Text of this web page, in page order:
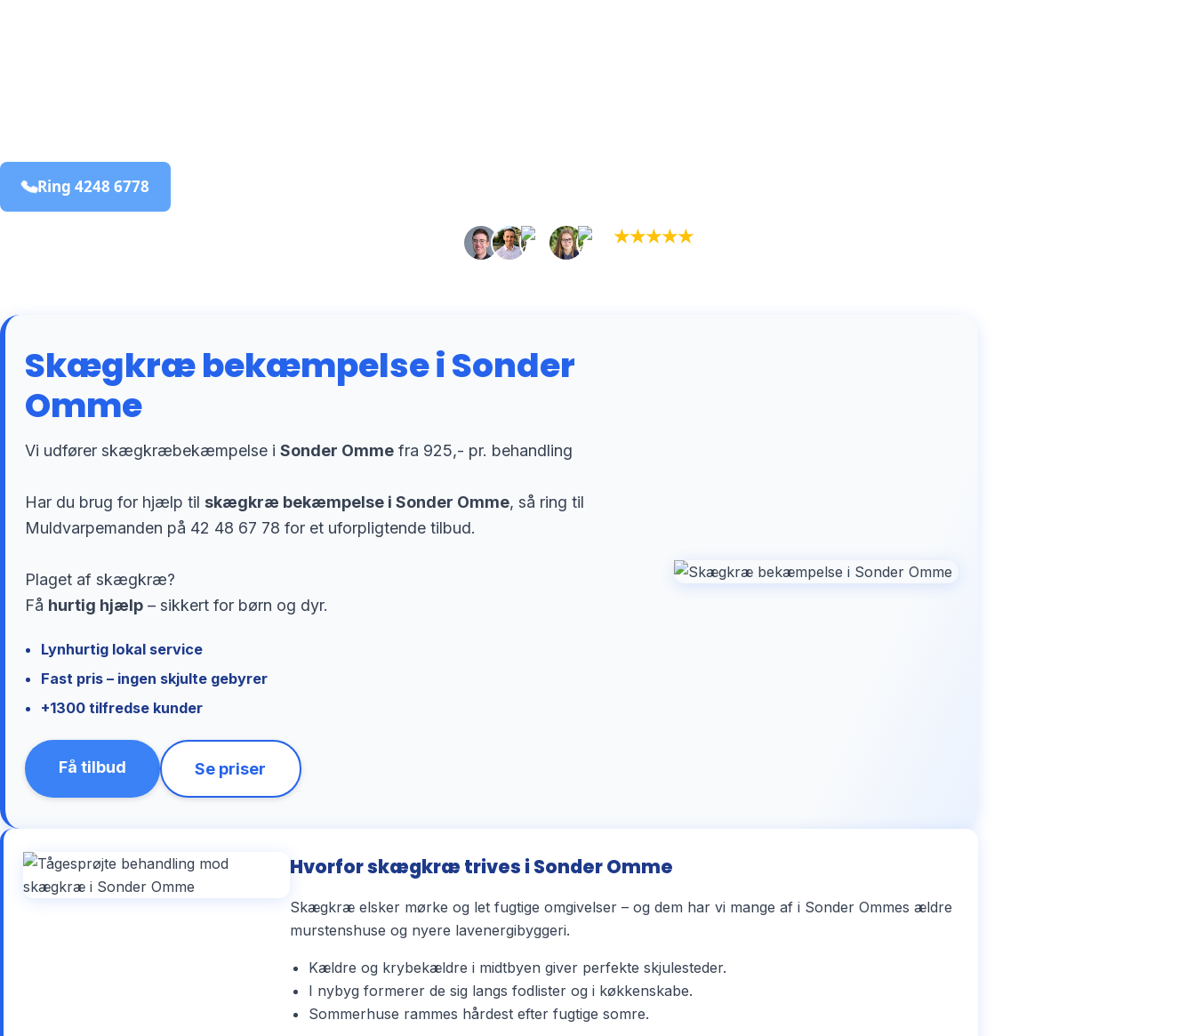
Ring 4248 6778
★★★★★
Skægkræ bekæmpelse i Sonder
Omme
Vi udfører skægkræbekæmpelse iSonder Omme fra 925,- pr. behandling
Har du brug for hjælp til skægkræ bekæmpelse i Sonder Omme, så ring til
Muldvarpemanden på 42 48 67 78 for et uforpligtende tilbud.
Plaget af skægkræ?
Få hurtig hjælp – sikkert for børn og dyr.
Lynhurtig lokal service
Fast pris – ingen skjulte gebyrer
+1300 tilfredse kunder
Få tilbud Se priser
Hvorfor skægkræ trives i Sonder Omme
Skægkræ elsker mørke og let fugtige omgivelser – og dem har vi mange af i Sonder Ommes ældre
murstenshuse og nyere lavenergibyggeri.
Kældre og krybekældre i midtbyen giver perfekte skjulesteder.
I nybyg formerer de sig langs fodlister og i køkkenskabe.
Sommerhuse rammes hårdest efter fugtige somre.